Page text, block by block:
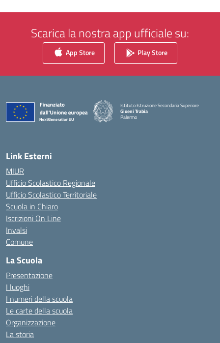
Scarica la nostra app ufficiale su:
App Store Play Store
Istituto Istruzione Secondaria Superiore
Gioeni Trabia
Palermo
Link Esterni
MIUR
Ufficio Scolastico Regionale
Ufficio Scolastico Territoriale
Scuola in Chiaro
Iscrizioni On Line
Invalsi
Comune
La Scuola
Presentazione
I luoghi
I numeri della scuola
Le carte della scuola
Organizzazione
La storia